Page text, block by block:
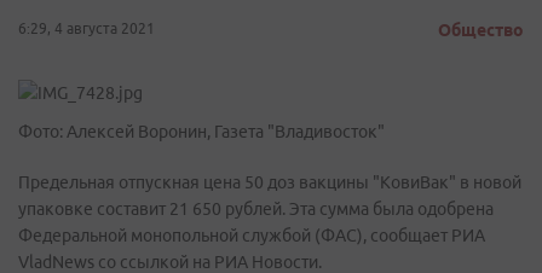
6:29, 4 августа 2021 Общество
Фото: Алексей Воронин, Газета "Владивосток"
Предельная отпускная цена 50 доз вакцины "КовиВак" в новой
упаковке составит 21 650 рублей. Эта сумма была одобрена
Федеральной монопольной службой (ФАС), сообщает РИА
VladNews со ссылкой на РИА Новости.